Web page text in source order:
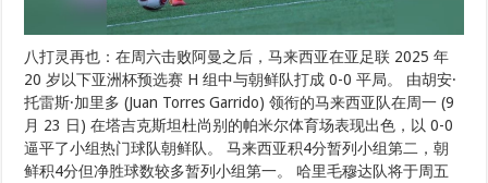
八打灵再也：在周六击败阿曼之后，马来西亚在亚足联 2025 年
20 岁以下亚洲杯预选赛 H 组中与朝鲜队打成 0-0 平局。 由胡安·
托雷斯·加里多 (Juan Torres Garrido) 领衔的马来西亚队在周一 (9
月 23 日) 在塔吉克斯坦杜尚别的帕米尔体育场表现出色，以 0-0
逼平了小组热门球队朝鲜队。 马来西亚积4分暂列小组第二，朝
鲜积4分但净胜球数较多暂列小组第一。 哈里毛穆达队将于周五